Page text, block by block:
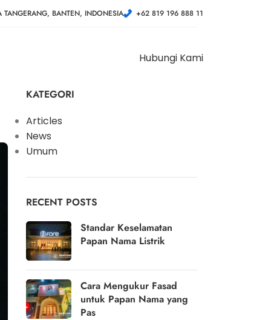
TANGERANG, BANTEN, INDONESIA +62 819 196 888 11
Hubungi Kami
KATEGORI
Articles
News
Umum
RECENT POSTS
Standar Keselamatan
Papan Nama Listrik
Cara Mengukur Fasad
untuk Papan Nama yang
Pas